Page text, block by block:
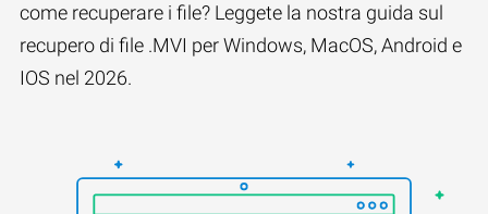
come recuperare i file? Leggete la nostra guida sul
recupero di file .MVI per Windows, MacOS, Android e
IOS nel 2026.